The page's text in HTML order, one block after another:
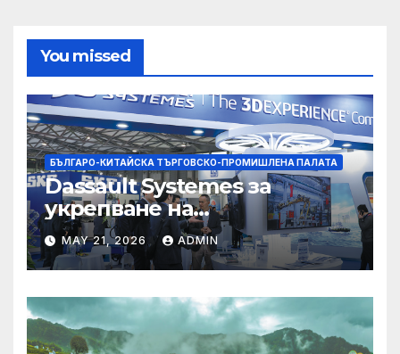
You missed
БЪЛГАРО-КИТАЙСКА ТЪРГОВСКО-ПРОМИШЛЕНА ПАЛАТА
Dassault Systemes за
укрепване на
изграждането на AI
екосистема в Китай
MAY 21, 2026 ADMIN